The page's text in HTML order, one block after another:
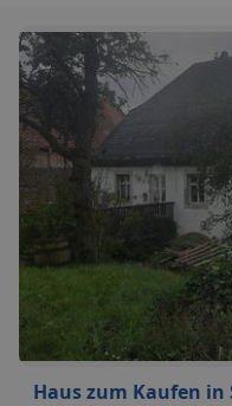
Haus zum Kaufen in